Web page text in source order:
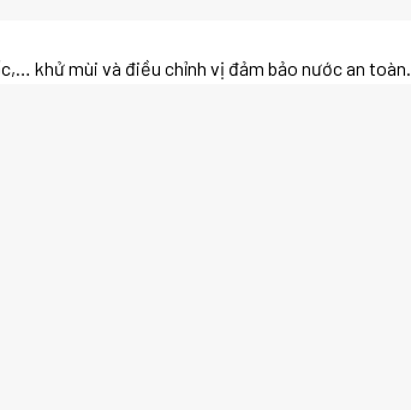
khử mùi và điều chỉnh vị đảm bảo nước an toàn.